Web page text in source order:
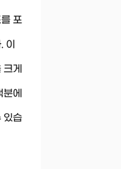
포
이
게
에
있습